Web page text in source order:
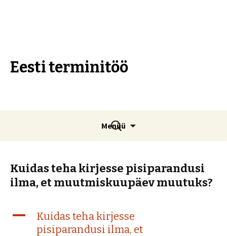
Eesti terminitöö
Menüü
juurde
Otsi:
Kuidas teha kirjesse pisiparandusi
ilma, et muutmiskuupäev muutuks?
A
Kuidas teha kirjesse
pisiparandusi ilma, et